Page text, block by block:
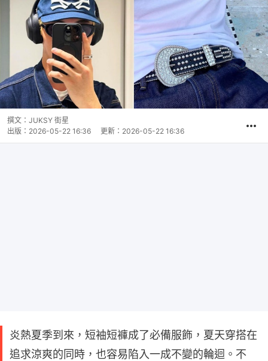
撰文： JUKSY 街星
出版： 2026-05-22 16:36 更新： 2026-05-22 16:36
炎熱夏季到來，短袖短褲成了必備服飾，夏天穿搭在
追求涼爽的同時，也容易陷入一成不變的輪迴。不